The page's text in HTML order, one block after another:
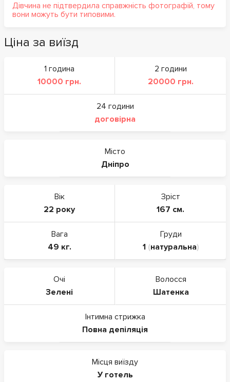
Дівчина не підтвердила справжність фотографій, тому
вони можуть бути типовими.
Ціна за виїзд
1 година
10000 грн.
2 години
20000 грн.
24 години
договірна
Місто
Дніпро
Вік
22 року
Зріст
167 см.
Вага
49 кг.
Груди
1(натуральна)
Очі
Зелені
Волосся
Шатенка
Інтимна стрижка
Повна депіляція
Місця виїзду
У готель